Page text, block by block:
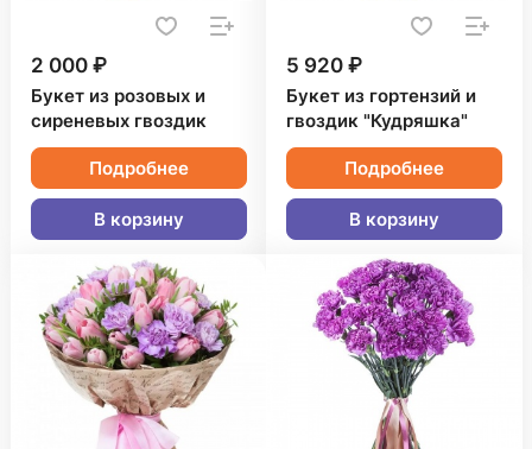
2 000 ₽
Букет из розовых и
сиреневых гвоздик
Подробнее
В корзину
5 920 ₽
Букет из гортензий и
гвоздик "Кудряшка"
Подробнее
В корзину